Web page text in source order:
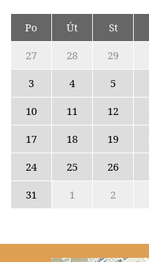
Po Út St
27
28 29
3
4 5
10
11 12
17
18 19
24
25 26
31
1 2